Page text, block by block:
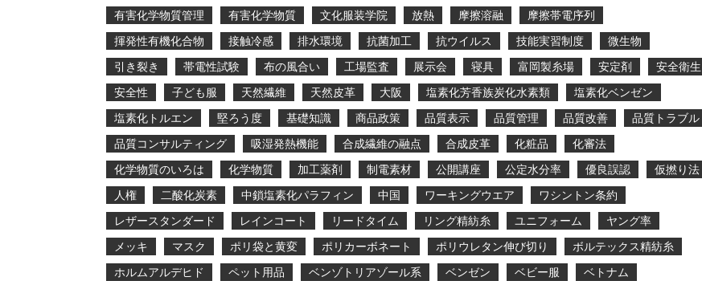
有害化学物質管理
有害化学物質 文化服装学院 放熱 摩擦溶融
摩擦帯電序列
揮発性有機化合物
接触冷感 排水環境 抗菌加工 抗ウイルス 技能実習制度
微生物
引き裂き
帯電性試験 布の風合い 工場監査 展示会 寝具 富岡製糸場 安定剤
安全衛生
安全性
子ども服 天然繊維 天然皮革 大阪 塩素化芳香族炭化水素類
塩素化ベンゼン
塩素化トルエン
堅ろう度 基礎知識 商品政策 品質表示 品質管理 品質改善
品質トラブル
品質コンサルティング
吸湿発熱機能 合成繊維の融点 合成皮革 化粧品
化審法
化学物質のいろは
化学物質 加工薬剤 制電素材 公開講座 公定水分率 優良誤認
仮撚り法
人権
二酸化炭素 中鎖塩素化パラフィン 中国 ワーキングウエア
ワシントン条約
レザースタンダード
レインコート リードタイム リング精紡糸 ユニフォーム
ヤング率
メッキ
マスク ポリ袋と黄変 ポリカーボネート ポリウレタン伸び切り
ボルテックス精紡糸
ホルムアルデヒド
ペット用品 ベンゾトリアゾール系 ベンゼン ベビー服
ベトナム